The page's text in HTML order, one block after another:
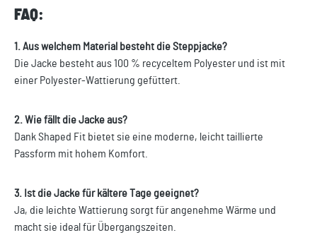
FAQ:
1. Aus welchem Material besteht die Steppjacke?
Die Jacke besteht aus 100 % recyceltem Polyester und ist mit
einer Polyester-Wattierung gefüttert.
2. Wie fällt die Jacke aus?
Dank Shaped Fit bietet sie eine moderne, leicht taillierte
Passform mit hohem Komfort.
3. Ist die Jacke für kältere Tage geeignet?
Ja, die leichte Wattierung sorgt für angenehme Wärme und
macht sie ideal für Übergangszeiten.